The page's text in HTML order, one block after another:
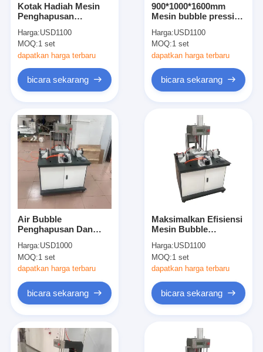
Produk
Kotak Hadiah Mesin
Penghapusan
Kotak Kertas
Peralatan Penekan
Gelembung
Harga:USD1100
MOQ:1 set
dapatkan harga terbaru
bicara sekarang
900*1000*1600mm
Mesin bubble pressing
pembuatan kertas
Harga:USD1100
MOQ:1 set
dapatkan harga terbaru
bicara sekarang
Air Bubble
Penghapusan Dan
Kotak kaku Kotak
Hadiah
Harga:USD1000
MOQ:1 set
dapatkan harga terbaru
bicara sekarang
Maksimalkan Efisiensi
Mesin Bubble
900*1000*1600mm
Harga:USD1100
MOQ:1 set
dapatkan harga terbaru
bicara sekarang